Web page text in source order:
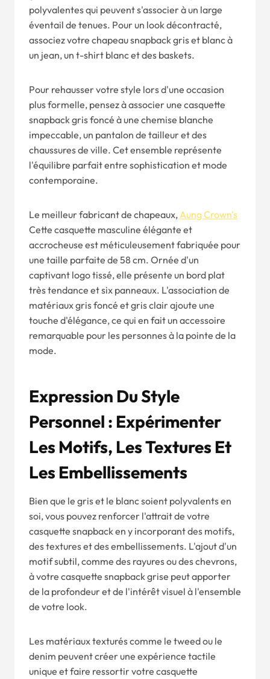
polyvalentes qui peuvent s'associer à un large
éventail de tenues. Pour un look décontracté,
associez votre chapeau snapback gris et blanc à
un jean, un t-shirt blanc et des baskets.
Pour rehausser votre style lors d'une occasion
plus formelle, pensez à associer une casquette
snapback gris foncé à une chemise blanche
impeccable, un pantalon de tailleur et des
chaussures de ville. Cet ensemble représente
l'équilibre parfait entre sophistication et mode
contemporaine.
Le meilleur fabricant de chapeaux, Aung Crown's
Cette casquette masculine élégante et
accrocheuse est méticuleusement fabriquée pour
une taille parfaite de 58 cm. Ornée d'un
captivant logo tissé, elle présente un bord plat
très tendance et six panneaux. L'association de
matériaux gris foncé et gris clair ajoute une
touche d'élégance, ce qui en fait un accessoire
remarquable pour les personnes à la pointe de la
mode.
Expression Du Style
Personnel : Expérimenter
Les Motifs, Les Textures Et
Les Embellissements
Bien que le gris et le blanc soient polyvalents en
soi, vous pouvez renforcer l'attrait de votre
casquette snapback en y incorporant des motifs,
des textures et des embellissements. L'ajout d'un
motif subtil, comme des rayures ou des chevrons,
à votre casquette snapback grise peut apporter
de la profondeur et de l'intérêt visuel à l'ensemble
de votre look.
Les matériaux texturés comme le tweed ou le
denim peuvent créer une expérience tactile
unique et faire ressortir votre casquette